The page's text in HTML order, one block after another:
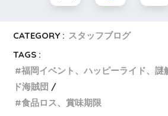
CATEGORY : スタッフブログ
TAGS :
福岡イベント、ハッピーライド、謎
ド海賊団
食品ロス、賞味期限